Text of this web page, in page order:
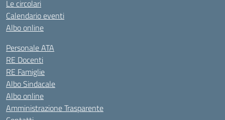
Le circolari
Calendario eventi
Albo online
Personale ATA
RE Docenti
RE Famiglie
Albo Sindacale
Albo online
Amministrazione Trasparente